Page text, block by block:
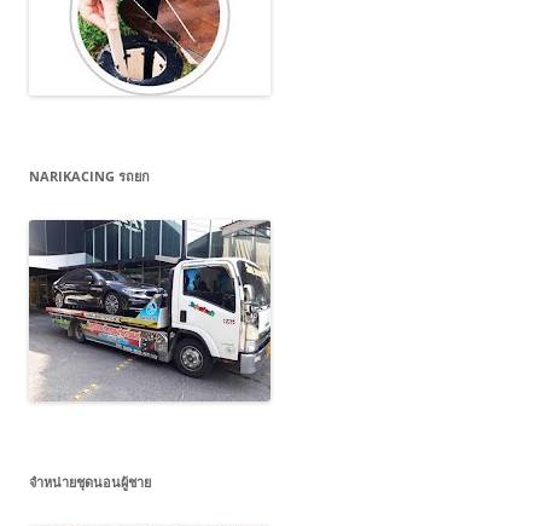
NARIKACING รถยก
จำหน่ายชุดนอนผู้ชาย